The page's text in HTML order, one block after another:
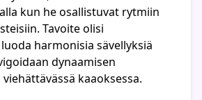
kun he osallistuvat rytmiin
Tavoite olisi
harmonisia sävellyksiä
dynaamisen
kaaoksessa.